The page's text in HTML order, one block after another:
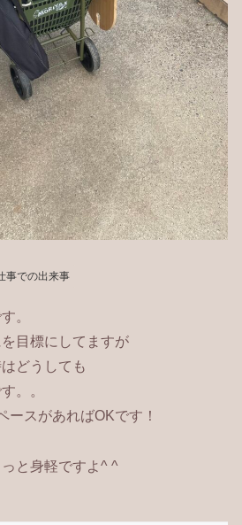
事での出来事
。
目標にしてますが
どうしても
。。
ースがあればOKです！
と身軽ですよ^ ^